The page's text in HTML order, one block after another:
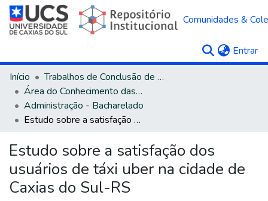
Comunidades &
Entrar
Início
Trabalhos de Conclusão de Curso
Área do Conhecimento das Ciências Sociais Aplicadas
Administração - Bacharelado
Estudo sobre a satisfação dos usuários de táxi uber na cidade de Caxias do Sul-RS
Estudo sobre a satisfação dos
usuários de táxi uber na cidade de
Caxias do Sul-RS